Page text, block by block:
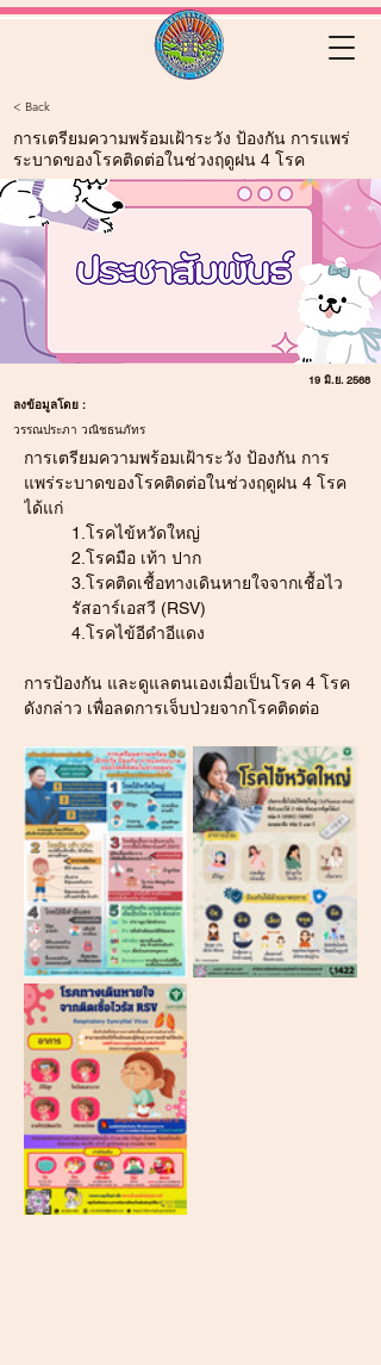
< Back
การเตรียมความพร้อมเฝ้าระวัง ป้องกัน การแพร่
ระบาดของโรคติดต่อในช่วงฤดูฝน 4 โรค
19 มิ.ย. 2568
ลงข้อมูลโดย :
วรรณประภา วณิชธนภัทร
การเตรียมความพร้อมเฝ้าระวัง ป้องกัน การ
แพร่ระบาดของโรคติดต่อในช่วงฤดูฝน 4 โรค
ได้แก่
1.โรคไข้หวัดใหญ่
2.โรคมือ เท้า ปาก
3.โรคติดเชื้อทางเดินหายใจจากเชื้อไว
รัสอาร์เอสวี (RSV)
4.โรคไข้อีดำอีแดง
การป้องกัน และดูแลตนเองเมื่อเป็นโรค 4 โรค
ดังกล่าว เพื่อลดการเจ็บป่วยจากโรคติดต่อ